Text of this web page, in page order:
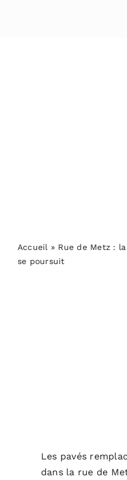
Accueil » Rue de Metz :
se poursuit
Les pavés
dans la rue de